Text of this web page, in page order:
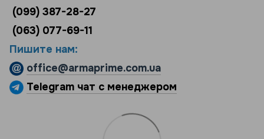
(099) 387-28-27
(063) 077-69-11
Пишите нам:
office@armaprime.com.ua
Telegram чат с менеджером